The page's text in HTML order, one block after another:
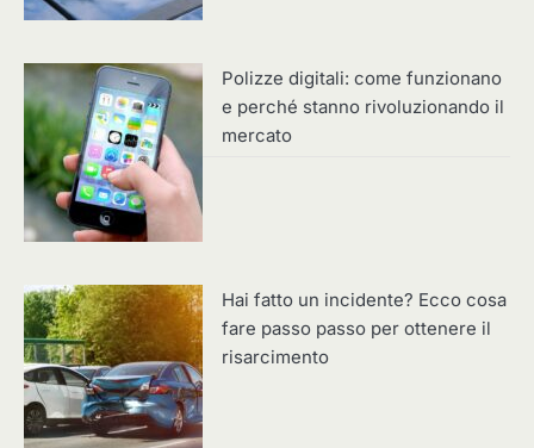
Polizze digitali: come funzionano
e perché stanno rivoluzionando il
mercato
Hai fatto un incidente? Ecco cosa
fare passo passo per ottenere il
risarcimento